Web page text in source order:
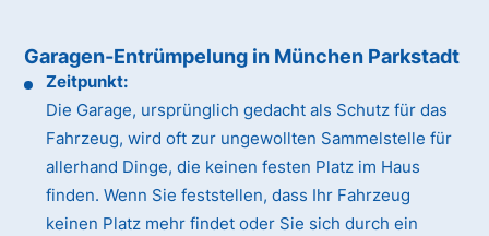
Garagen-Entrümpelung in München Parkstadt
Zeitpunkt:
Die Garage, ursprünglich gedacht als Schutz für das
Fahrzeug, wird oft zur ungewollten Sammelstelle für
allerhand Dinge, die keinen festen Platz im Haus
finden. Wenn Sie feststellen, dass Ihr Fahrzeug
keinen Platz mehr findet oder Sie sich durch ein